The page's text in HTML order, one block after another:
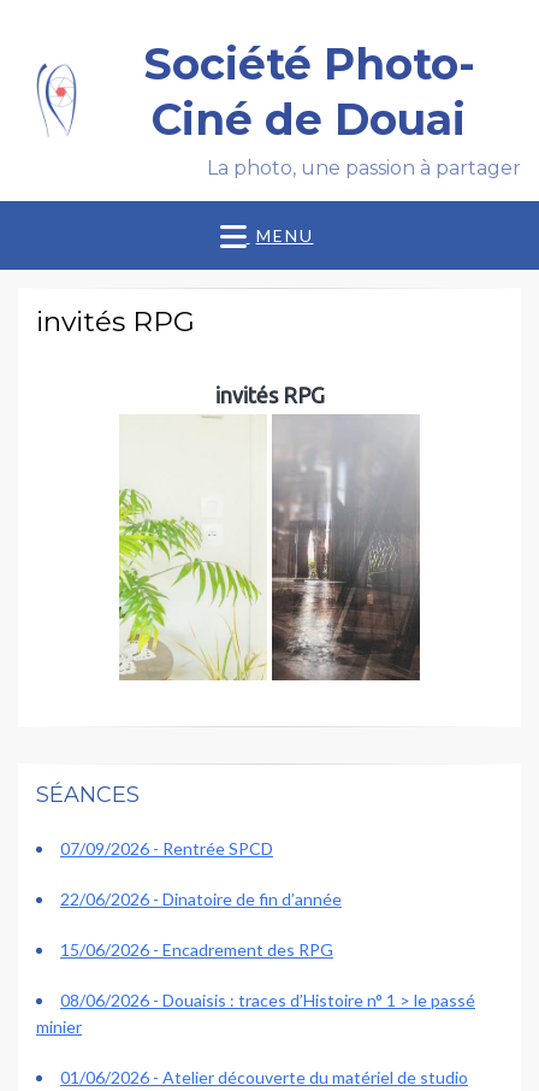
Société Photo-
Ciné de Douai
La photo, une passion à partager
MENU
invités RPG
invités RPG
SÉANCES
07/09/2026 - Rentrée SPCD
22/06/2026 - Dinatoire de fin d’année
15/06/2026 - Encadrement des RPG
08/06/2026 - Douaisis : traces d’Histoire n° 1 > le passé
minier
01/06/2026 - Atelier découverte du matériel de studio